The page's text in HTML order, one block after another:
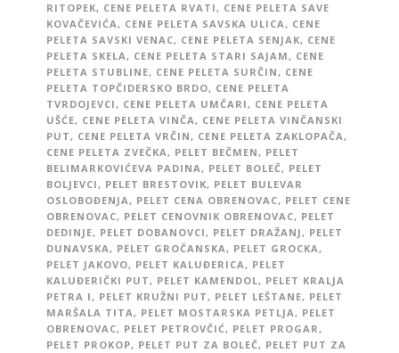
RITOPEK, CENE PELETA RVATI, CENE PELETA SAVE
KOVAČEVIĆA, CENE PELETA SAVSKA ULICA, CENE
PELETA SAVSKI VENAC, CENE PELETA SENJAK, CENE
PELETA SKELA, CENE PELETA STARI SAJAM, CENE
PELETA STUBLINE, CENE PELETA SURČIN, CENE
PELETA TOPČIDERSKO BRDO, CENE PELETA
TVRDOJEVCI, CENE PELETA UMČARI, CENE PELETA
UŠĆE, CENE PELETA VINČA, CENE PELETA VINČANSKI
PUT, CENE PELETA VRČIN, CENE PELETA ZAKLOPAČA,
CENE PELETA ZVEČKA, PELET BEČMEN, PELET
BELIMARKOVIĆEVA PADINA, PELET BOLEČ, PELET
BOLJEVCI, PELET BRESTOVIK, PELET BULEVAR
OSLOBOĐENJA, PELET CENA OBRENOVAC, PELET CENE
OBRENOVAC, PELET CENOVNIK OBRENOVAC, PELET
DEDINJE, PELET DOBANOVCI, PELET DRAŽANJ, PELET
DUNAVSKA, PELET GROČANSKA, PELET GROCKA,
PELET JAKOVO, PELET KALUĐERICA, PELET
KALUĐERIČKI PUT, PELET KAMENDOL, PELET KRALJA
PETRA I, PELET KRUŽNI PUT, PELET LEŠTANE, PELET
MARŠALA TITA, PELET MOSTARSKA PETLJA, PELET
OBRENOVAC, PELET PETROVČIĆ, PELET PROGAR,
PELET PROKOP, PELET PUT ZA BOLEČ, PELET PUT ZA